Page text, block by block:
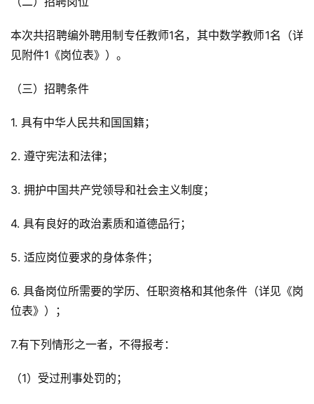
本次共招聘编外聘用制专任教师1名，其中数学教师1名（详
见附件1《岗位表》）。
（三）招聘条件
1. 具有中华人民共和国国籍；
2. 遵守宪法和法律；
3. 拥护中国共产党领导和社会主义制度；
4. 具有良好的政治素质和道德品行；
5. 适应岗位要求的身体条件；
6. 具备岗位所需要的学历、任职资格和其他条件（详见《岗
位表》）；
7.有下列情形之一者，不得报考：
（1）受过刑事处罚的；